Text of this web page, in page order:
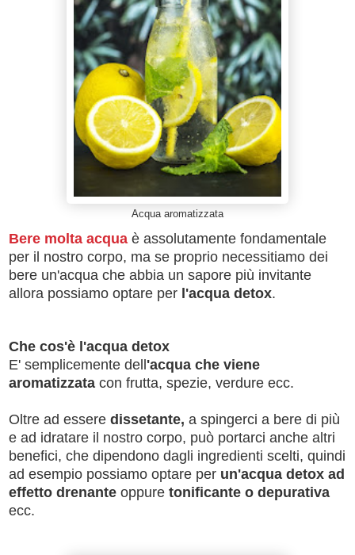
Acqua aromatizzata
Bere molta acqua è assolutamente fondamentale
per il nostro corpo, ma se proprio necessitiamo dei
bere un'acqua che abbia un sapore più invitante
allora possiamo optare per l'acqua detox.
Che cos'è l'acqua detox
E' semplicemente dell'acqua che viene
aromatizzata con frutta, spezie, verdure ecc.
Oltre ad essere dissetante, a spingerci a bere di più
e ad idratare il nostro corpo, può portarci anche altri
benefici, che dipendono dagli ingredienti scelti, quindi
ad esempio possiamo optare per un'acqua detox ad
effetto drenante oppure tonificante o depurativa
ecc.